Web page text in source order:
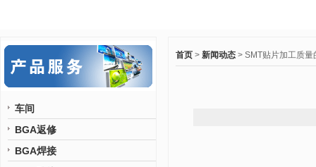
首页 > 新闻动态 > SMT贴片加工质量
车间
BGA返修
BGA焊接